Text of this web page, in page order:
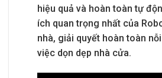
hiệu quả và hoàn toàn tự
ích quan trọng nhất của
nhà, giải quyết hoàn toàn
việc dọn dẹp nhà cửa.